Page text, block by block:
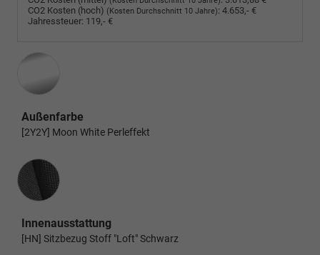
CO2 Kosten (hoch) (Kosten Durchschnitt 10 Jahre): 4.653,- €
Jahressteuer: 119,- €
Außenfarbe
[2Y2Y] Moon White Perleffekt
Innenausstattung
Innenausstattung
[HN] Sitzbezug Stoff "Loft" Schwarz